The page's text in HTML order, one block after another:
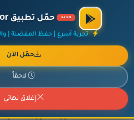
أضف نشاطك مجاناً
جديد حمّل تطبيق MarhabaNador
تجربة أسرع | حفظ المفضلة |
حمّل الآن
لاحقاً
إغلاق نهائي
إعلان ممول